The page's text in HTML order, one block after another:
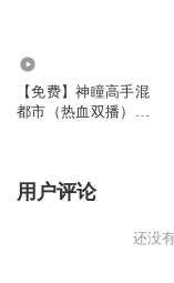
【免费】神瞳高手混
都市（热血双播）免
用户评论
还没